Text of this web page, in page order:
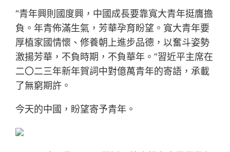
“青年興則國度興，中國成長要靠寬大青年挺膺擔
負。年青佈滿生氣，芳華孕育盼望。寬大青年要
厚植家國情懷、修養朝上進步品德，以奮斗姿勢
激揚芳華，不負時期，不負華年。”習近平主席在
二〇二三年新年賀詞中對億萬青年的寄語，承載
了無窮期許。
今天的中國，盼望寄予青年。